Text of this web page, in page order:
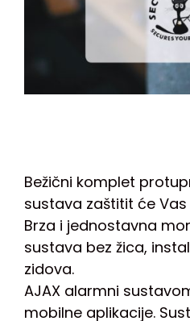
Bežični komplet
sustava zaštitit će Vas
Brza i jednostavna
sustava bez žica,
zidova.
AJAX alarmni
mobilne aplikacije.